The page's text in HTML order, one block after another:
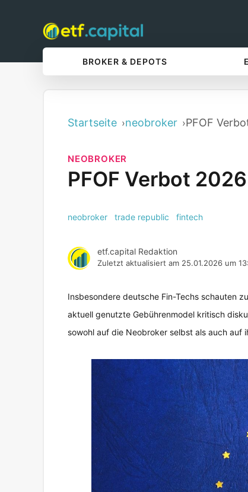
BROKER & DEPOTS
Startseite neobroker PFOF
NEOBROKER
PFOF Verbot
neobroker trade republic fintech
etf.capital Redaktion
Zuletzt aktualisiert am 25.01.2026 um
Insbesondere deutsche Fin-Techs schauten
aktuell genutzte Gebührenmodel kritisch
sowohl auf die Neobroker selbst als auch